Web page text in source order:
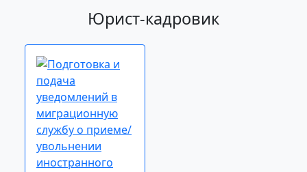
Юрист-кадровик